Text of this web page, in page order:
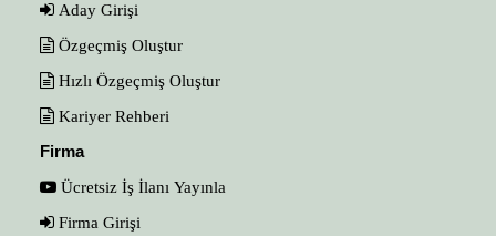
Aday Girişi
Özgeçmiş Oluştur
Hızlı Özgeçmiş Oluştur
Kariyer Rehberi
Firma
Ücretsiz İş İlanı Yayınla
Firma Girişi